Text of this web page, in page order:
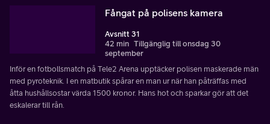
Fångat på polisens kamera
Avsnitt 31
42 min Tillgänglig till onsdag 30
september
Inför en fotbollsmatch på Tele2 Arena upptäcker polisen maskerade män
med pyroteknik. I en matbutik spårar en man ur när han påträffas med
åtta hushållsostar värda 1500 kronor. Hans hot och sparkar gör att det
eskalerar till rån.